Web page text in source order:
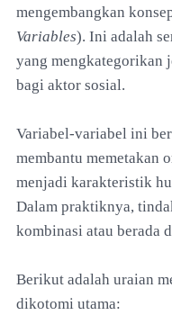
mengembangkan
Variables). Ini adalah
yang mengkategorikan
bagi aktor sosial.
Variabel-variabel ini
membantu memetakan
menjadi karakteristik
Dalam praktiknya,
kombinasi atau berada
Berikut adalah uraian
dikotomi utama: